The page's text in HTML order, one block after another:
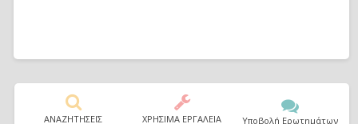
ΑΝΑΖΗΤΗΣΕΙΣ ΧΡΗΣΙΜΑ ΕΡΓΑΛΕΙΑ Υποβολή Ερωτημάτων